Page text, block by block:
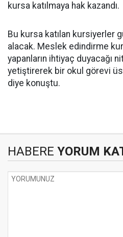
kursa katılmaya hak kazandı.
Bu kursa katılan kursiyerler
alacak. Meslek edindirme
yapanların ihtiyaç duyacağı
yetiştirerek bir okul görevi
diye konuştu.
HABERE YORUM